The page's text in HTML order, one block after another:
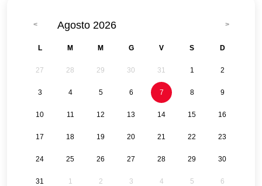
Agosto 2026
L M M G V S D
27 28 29 30 31 1 2
3 4 5 6 7 8 9
10 11 12 13 14 15 16
17 18 19 20 21 22 23
24 25 26 27 28 29 30
31 1 2 3 4 5 6